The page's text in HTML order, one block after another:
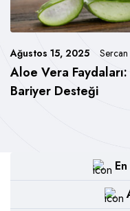
Aloe Vera
Bariyer Desteği
Ağustos 15, 2025 Sercan